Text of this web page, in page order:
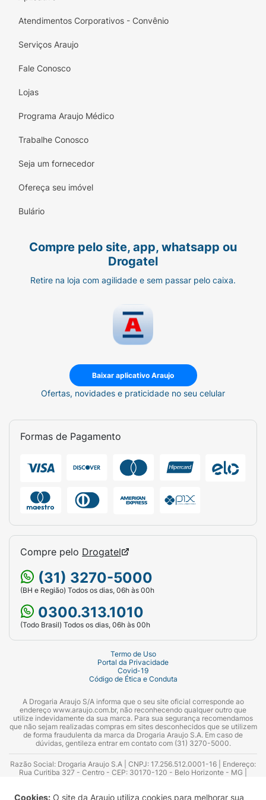
Cookies: O site da Araujo utiliza cookies para melhorar sua
Atendimentos Corporativos - Convênio
Serviços Araujo
Fale Conosco
Lojas
Programa Araujo Médico
Trabalhe Conosco
Seja um fornecedor
Ofereça seu imóvel
Bulário
Compre pelo site, app, whatsapp ou
Drogatel
Retire na loja com agilidade e sem passar pelo caixa.
Baixar aplicativo Araujo
Ofertas, novidades e praticidade no seu celular
Formas de Pagamento
Compre pelo Drogatel
(31) 3270-5000
(BH e Região) Todos os dias, 06h às 00h
0300.313.1010
(Todo Brasil) Todos os dias, 06h às 00h
Termo de Uso
Portal da Privacidade
Covid-19
Código de Ética e Conduta
A Drogaria Araujo S/A informa que o seu site oficial corresponde ao
endereço www.araujo.com.br, não reconhecendo qualquer outro que
utilize indevidamente da sua marca. Para sua segurança recomendamos
que não sejam realizadas compras em sites desconhecidos que se utilizem
de forma fraudulenta da marca da Drogaria Araujo S.A. Em caso de
dúvidas, gentileza entrar em contato com (31) 3270-5000.
Razão Social: Drogaria Araujo S.A | CNPJ: 17.256.512.0001-16 | Endereço:
Rua Curitiba 327 - Centro - CEP: 30170-120 - Belo Horizonte - MG |
Azevedo Guimarães – CRF 10.965 | Yasmin Silva Alvarenga – CRF 52.584 -